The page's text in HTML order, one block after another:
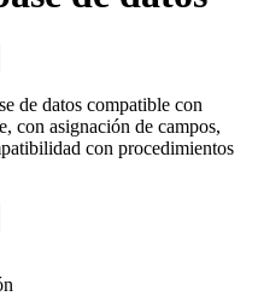
de datos compatible con
asignación de campos,
con procedimientos